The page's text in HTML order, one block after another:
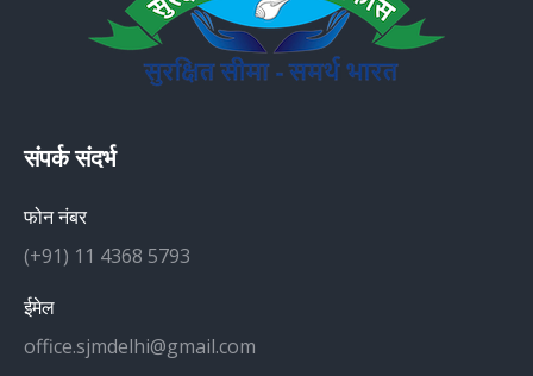
संपर्क संदर्भ
फोन नंबर
(+91) 11 4368 5793
ईमेल
office.sjmdelhi@gmail.com